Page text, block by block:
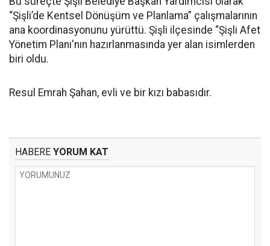
“Şişli’de Kentsel Dönüşüm ve Planlama” çalışmalarının
ana koordinasyonunu yürüttü. Şişli ilçesinde “Şişli Afet
Yönetim Planı'nın hazırlanmasında yer alan isimlerden
biri oldu.
Resul Emrah Şahan, evli ve bir kızı babasıdır.
HABERE YORUM KAT